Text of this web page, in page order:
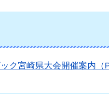
ク宮崎県大会開催案内（